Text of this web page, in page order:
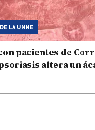
LA UNNE
pacientes de
altera un